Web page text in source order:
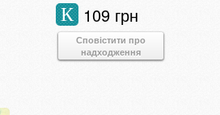
109 грн
К
Сповістити про
надходження